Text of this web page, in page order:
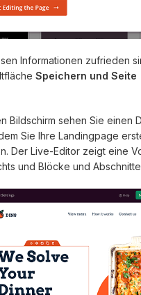
Informationen zufrieden
Speichern und Seite
Bildschirm sehen Sie einen
Sie Ihre Landingpage
Der Live-Editor zeigt eine
und Blöcke und